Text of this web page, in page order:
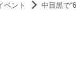
ベント 中目黒で